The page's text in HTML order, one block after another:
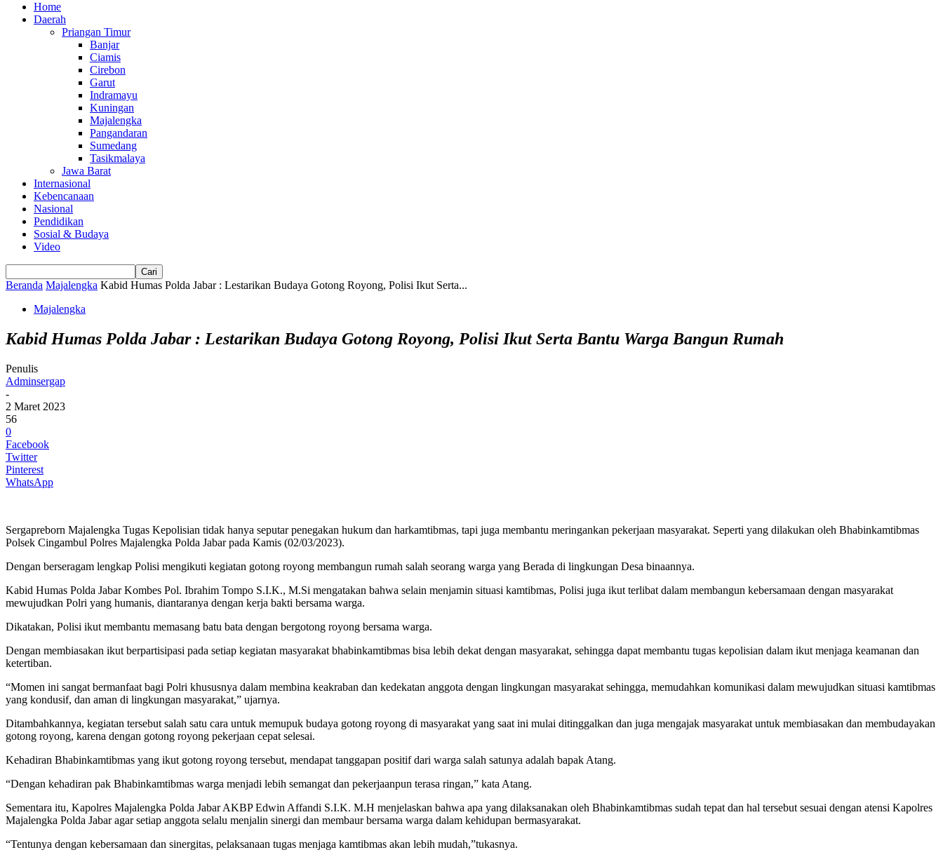
Home
Daerah
Priangan Timur
Banjar
Ciamis
Cirebon
Garut
Indramayu
Kuningan
Majalengka
Pangandaran
Sumedang
Tasikmalaya
Jawa Barat
Internasional
Kebencanaan
Nasional
Pendidikan
Sosial & Budaya
Video
Beranda Majalengka Kabid Humas Polda Jabar : Lestarikan Budaya Gotong Royong, Polisi Ikut Serta...
Majalengka
Kabid Humas Polda Jabar : Lestarikan Budaya Gotong Royong, Polisi Ikut Serta Bantu Warga Bangun Rumah
Penulis
Adminsergap
-
2 Maret 2023
56
0
Facebook
Twitter
Pinterest
WhatsApp
Sergapreborn Majalengka Tugas Kepolisian tidak hanya seputar penegakan hukum dan harkamtibmas, tapi juga membantu meringankan pekerjaan masyarakat. Seperti yang dilakukan oleh Bhabinkamtibmas
Polsek Cingambul Polres Majalengka Polda Jabar pada Kamis (02/03/2023).
Dengan berseragam lengkap Polisi mengikuti kegiatan gotong royong membangun rumah salah seorang warga yang Berada di lingkungan Desa binaannya.
Kabid Humas Polda Jabar Kombes Pol. Ibrahim Tompo S.I.K., M.Si mengatakan bahwa selain menjamin situasi kamtibmas, Polisi juga ikut terlibat dalam membangun kebersamaan dengan masyarakat
mewujudkan Polri yang humanis, diantaranya dengan kerja bakti bersama warga.
Dikatakan, Polisi ikut membantu memasang batu bata dengan bergotong royong bersama warga.
Dengan membiasakan ikut berpartisipasi pada setiap kegiatan masyarakat bhabinkamtibmas bisa lebih dekat dengan masyarakat, sehingga dapat membantu tugas kepolisian dalam ikut menjaga keamanan dan
ketertiban.
“Momen ini sangat bermanfaat bagi Polri khususnya dalam membina keakraban dan kedekatan anggota dengan lingkungan masyarakat sehingga, memudahkan komunikasi dalam mewujudkan situasi kamtibmas
yang kondusif, dan aman di lingkungan masyarakat,” ujarnya.
Ditambahkannya, kegiatan tersebut salah satu cara untuk memupuk budaya gotong royong di masyarakat yang saat ini mulai ditinggalkan dan juga mengajak masyarakat untuk membiasakan dan membudayakan
gotong royong, karena dengan gotong royong pekerjaan cepat selesai.
Kehadiran Bhabinkamtibmas yang ikut gotong royong tersebut, mendapat tanggapan positif dari warga salah satunya adalah bapak Atang.
“Dengan kehadiran pak Bhabinkamtibmas warga menjadi lebih semangat dan pekerjaanpun terasa ringan,” kata Atang.
Sementara itu, Kapolres Majalengka Polda Jabar AKBP Edwin Affandi S.I.K. M.H menjelaskan bahwa apa yang dilaksanakan oleh Bhabinkamtibmas sudah tepat dan hal tersebut sesuai dengan atensi Kapolres
Majalengka Polda Jabar agar setiap anggota selalu menjalin sinergi dan membaur bersama warga dalam kehidupan bermasyarakat.
“Tentunya dengan kebersamaan dan sinergitas, pelaksanaan tugas menjaga kamtibmas akan lebih mudah,”tukasnya.